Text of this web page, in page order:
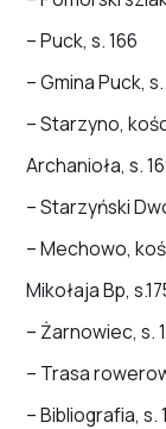
– Puck, s. 166
– Gmina Puck, s.
– Starzyno,
Archanioła, s.
– Starzyński
– Mechowo,
Mikołaja Bp,
– Żarnowiec, s.
– Trasa
– Bibliografia, s.